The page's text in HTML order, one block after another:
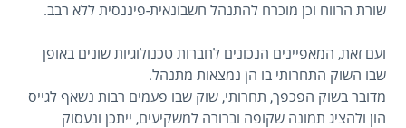
שורת הרווח וכן מוכרח להתנהל חשבונאית-פיננסית ללא רבב.
ועם זאת, המאפיינים הנכונים לחברות טכנולוגיות שונים באופן
שבו השוק התחרותי בו הן נמצאות מתנהל.
מדובר בשוק הפכפך, תחרותי, שוק שבו פעמים רבות נשאף לגייס
הון ולהציג תמונה שקופה וברורה למשקיעים, ייתכן ונעסוק